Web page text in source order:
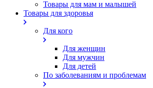
Товары для мам и малышей
Товары для здоровья
Для кого
Для женщин
Для мужчин
Для детей
По заболеваниям и проблемам